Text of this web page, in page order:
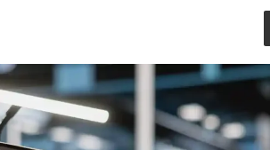
مشاركة بالبريد الإلكتروني